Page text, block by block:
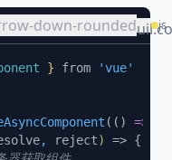
down-rounded js
} from
(() =>
, reject) =>